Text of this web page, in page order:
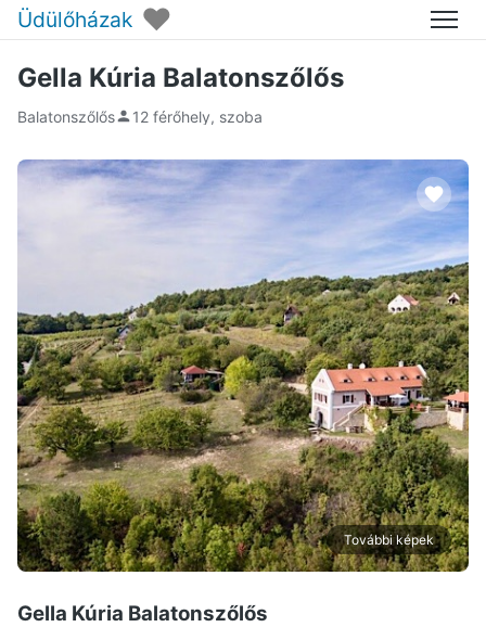
Üdülőházak ♥ Menü
Gella Kúria Balatonszőlős
Balatonszőlős 12 férőhely, szoba
További képek
Gella Kúria Balatonszőlős